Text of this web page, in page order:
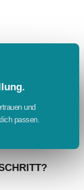
und
passen.